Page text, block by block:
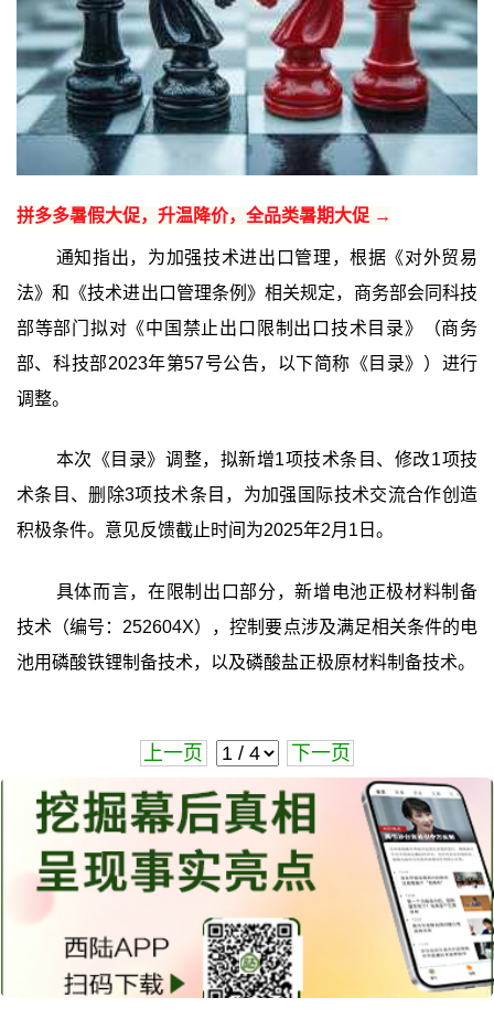
拼多多暑假大促，升温降价，全品类暑期大促 →
通知指出，为加强技术进出口管理，根据《对外贸易
法》和《技术进出口管理条例》相关规定，商务部会同科技
部等部门拟对《中国禁止出口限制出口技术目录》（商务
部、科技部2023年第57号公告，以下简称《目录》）进行
调整。
本次《目录》调整，拟新增1项技术条目、修改1项技
术条目、删除3项技术条目，为加强国际技术交流合作创造
积极条件。意见反馈截止时间为2025年2月1日。
具体而言，在限制出口部分，新增电池正极材料制备
技术（编号：252604X），控制要点涉及满足相关条件的电
池用磷酸铁锂制备技术，以及磷酸盐正极原材料制备技术。
上一页 下一页